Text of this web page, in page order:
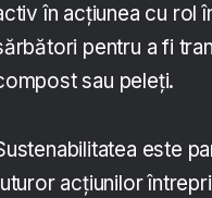
în acțiunea cu rol
pentru a fi
sau peleți.
este
acțiunilor